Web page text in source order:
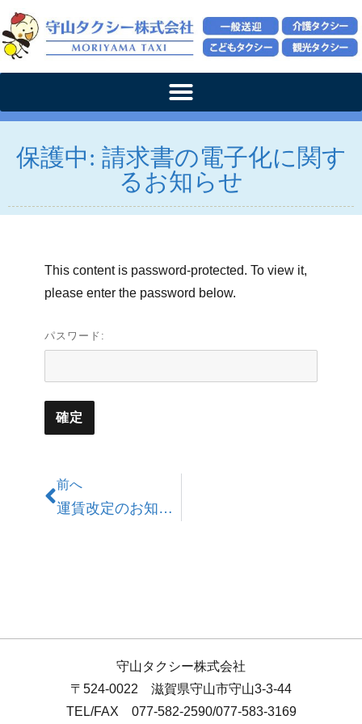
保護中: 請求書の電子化に関す
るお知らせ
This content is password-protected. To view it,
please enter the password below.
パスワード:
前へ
運賃改定のお知らせ(2025.9.12~)
守山タクシー株式会社
〒524-0022 滋賀県守山市守山3-3-44
TEL/FAX 077-582-2590/077-583-3169